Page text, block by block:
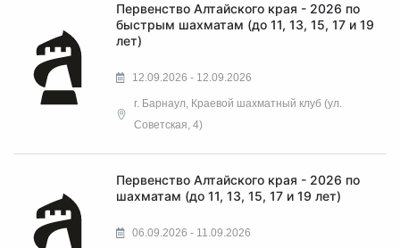
Первенство Алтайского края - 2026 по
быстрым шахматам (до 11, 13, 15, 17 и 19
лет)
12.09.2026 - 12.09.2026
г. Барнаул, Краевой шахматный клуб (ул.
Советская, 4)
Первенство Алтайского края - 2026 по
шахматам (до 11, 13, 15, 17 и 19 лет)
06.09.2026 - 11.09.2026